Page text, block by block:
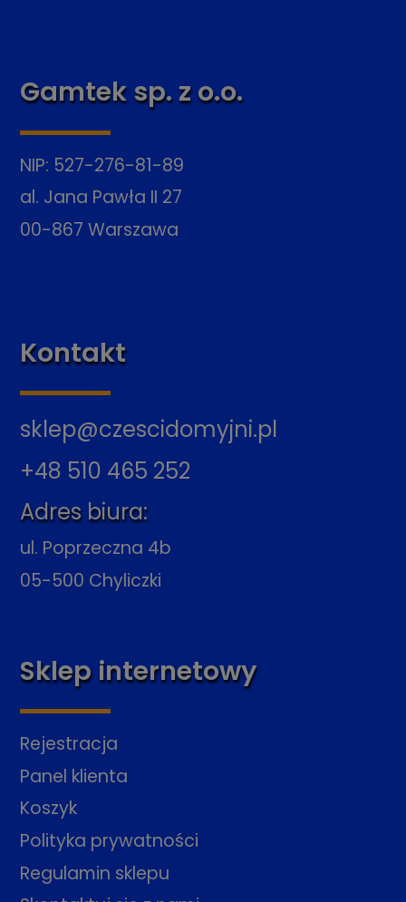
Gamtek sp. z o.o.
NIP: 527-276-81-89
al. Jana Pawła II 27
00-867 Warszawa
Kontakt
sklep@czescidomyjni.pl
+48 510 465 252
Adres biura:
ul. Poprzeczna 4b
05-500 Chyliczki
Sklep internetowy
Rejestracja
Panel klienta
Koszyk
Polityka prywatności
Regulamin sklepu